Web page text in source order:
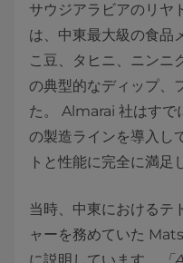
サウジアラビアのリヤ
は、中東最大級の食品
こ豆、タヒニ、ニンニ
の典型的なディップ、
た。 Almarai 社はすで
の製造ラインを導入し
トと性能に完全に満足
当時、中東におけるテ
ャーを務めていた